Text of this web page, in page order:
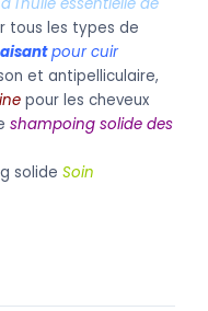
tous les types de
pour cuir
et antipelliculaire,
pour les cheveux
shampoing solide des
solide Soin